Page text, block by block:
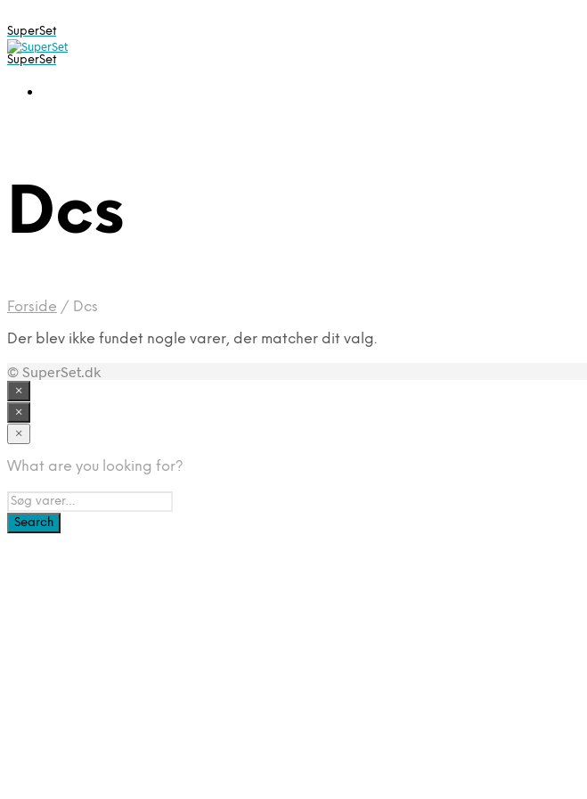
SuperSet
SuperSet
Dcs
Forside / Dcs
Der blev ikke fundet nogle varer, der matcher dit valg.
© SuperSet.dk
×
×
×
What are you looking for?